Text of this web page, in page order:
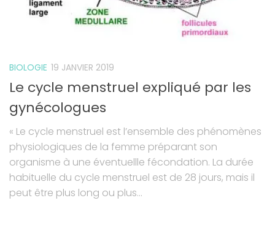
BIOLOGIE 19 JANVIER 2019
Le cycle menstruel‬ expliqué par les
gynécologues
« Le cycle menstruel est l’ensemble des phénomènes
physiologiques de la femme préparant son
organisme à une éventuellle fécondation. La durée
habituelle du cycle menstruel est de 28 jours, mais il
peut être plus long ou plus...